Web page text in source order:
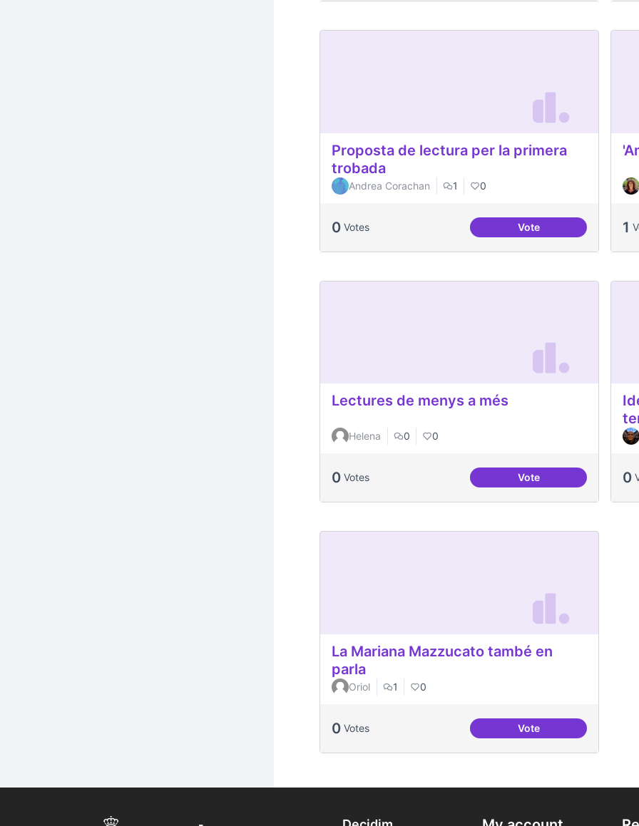
Proposta de lectura per la primera
trobada
Andrea Corachan 1 0
0 Votes VoteProposta de lectura 1
Lectures de menys a més
Helena 0 0
0 Votes VoteLectures de menys a0
La Mariana Mazzucato també en
parla
Oriol 1 0
0 Votes VoteLa Mariana Mazzucato